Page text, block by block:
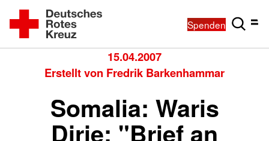
Spenden
15.04.2007
Erstellt von Fredrik Barkenhammar
Somalia: Waris
Dirie: "Brief an